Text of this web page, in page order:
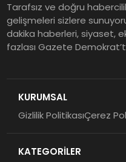
Tarafsız ve doğru
gelişmeleri sizlere
dakika haberleri, siyaset,
fazlası Gazete
KURUMSAL
Gizlilik PolitikasıÇerez
KATEGORİLER